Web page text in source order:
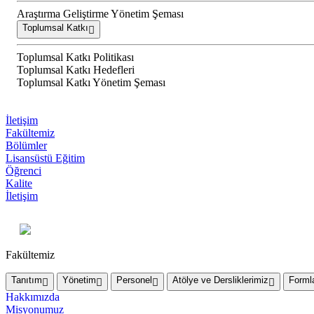
Araştırma Geliştirme Yönetim Şeması
Toplumsal Katkı
Toplumsal Katkı Politikası
Toplumsal Katkı Hedefleri
Toplumsal Katkı Yönetim Şeması
İletişim
Fakültemiz
Bölümler
Lisansüstü Eğitim
Öğrenci
Kalite
İletişim
Fakültemiz
Tanıtım Yönetim Personel Atölye ve Dersliklerimiz
Hakkımızda
Misyonumuz